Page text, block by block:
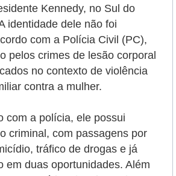
Kennedy, no Sul do
identidade dele não foi
com a Polícia Civil (PC),
pelos crimes de lesão corporal
no contexto de violência
contra a mulher.
com a polícia, ele possui
criminal, com passagens por
tráfico de drogas e já
em duas oportunidades. Além